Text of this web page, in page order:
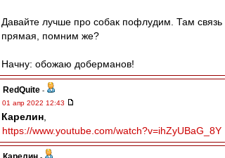
Давайте лучше про собак пофлудим. Там связь
прямая, помним же?
Начну: обожаю доберманов!
RedQuite -
01 апр 2022 12:43
Карелин
https://www.youtube.com/watch?v=ihZyUBaG_8Y